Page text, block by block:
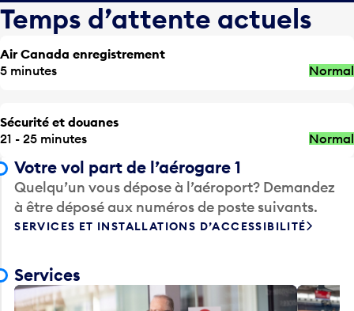
Temps d’attente actuels
Air Canada enregistrement
5 minutes
Normal
Sécurité et douanes
21 - 25 minutes
Normal
Votre vol part de l’aérogare 1
Quelqu’un vous dépose à l’aéroport? Demandez
à être déposé aux numéros de poste suivants.
SERVICES ET INSTALLATIONS D’ACCESSIBILITÉ
Services